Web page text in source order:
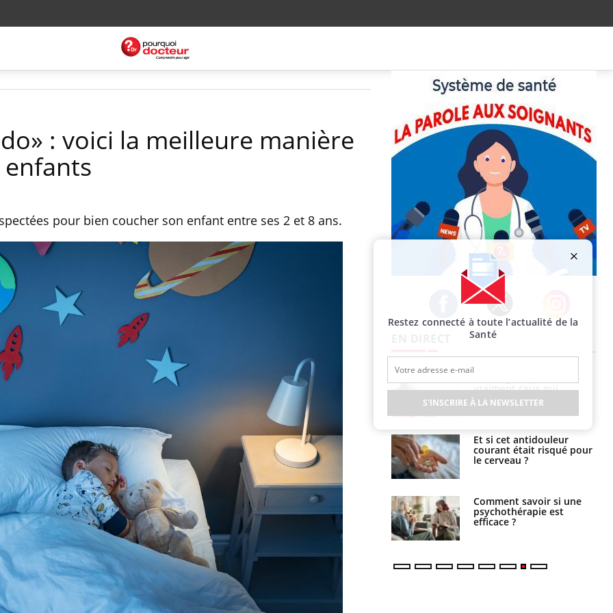
: voici la meilleure manière
pour bien coucher son enfant entre ses 2 et 8 ans.
Facebook Twitter Instagram
Cerveau : le mystère de la
"madeleine de Proust"
Intolérance au gluten : les
nouvelles
recommandations de la
HAS
Insuffisance cardiaque :
comment mieux la
prévenir
Le décalage des horaires
d'été : quel impact sur le
sommeil ?
Grossesse : ces polluants
pourraient influencer le
poids des enfants
Autisme : pourquoi le
cerveau reconnaît-il les
visages autrement ?
vraiment ceux qui
cherchent à dorer leur
peau ?
Et si cet antidouleur
courant était risqué pour
le cerveau ?
Comment savoir si une
psychothérapie est
efficace ?
Restez connecté à toute l’actualité de la
Santé
S'INSCRIRE À LA NEWSLETTER